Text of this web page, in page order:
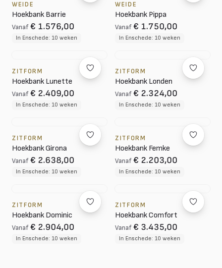
WEIDE
Hoekbank Barrie
Vanaf € 1.576,00
In Enschede: 10 weken
WEIDE
Hoekbank Pippa
Vanaf € 1.750,00
In Enschede: 10 weken
ZITFORM
Hoekbank Lunette
Vanaf € 2.409,00
In Enschede: 10 weken
ZITFORM
Hoekbank Londen
Vanaf € 2.324,00
In Enschede: 10 weken
ZITFORM
Hoekbank Girona
Vanaf € 2.638,00
In Enschede: 10 weken
ZITFORM
Hoekbank Femke
Vanaf € 2.203,00
In Enschede: 10 weken
ZITFORM
Hoekbank Dominic
Vanaf € 2.904,00
In Enschede: 10 weken
ZITFORM
Hoekbank Comfort
Vanaf € 3.435,00
In Enschede: 10 weken